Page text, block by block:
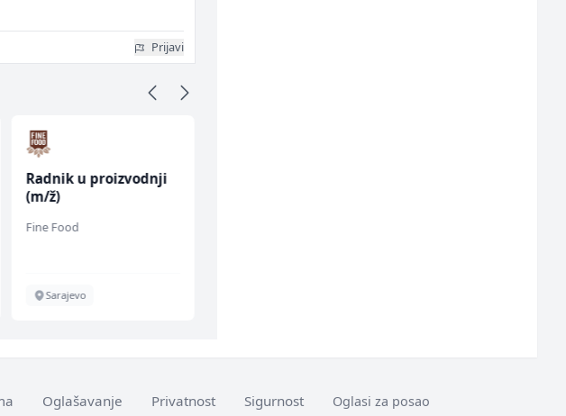
Prijavi
Radnik u proizvodnji
(m/ž)
Fine Food
Sarajevo
Oglašavanje Privatnost Sigurnost Oglasi za posao